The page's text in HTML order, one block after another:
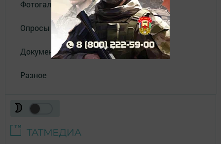
Фотогалереи
Опросы
Документы
Разное